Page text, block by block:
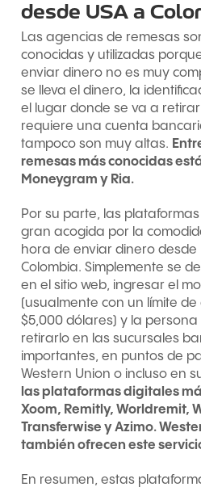
desde USA a
Las agencias de remesas
conocidas y utilizadas
enviar dinero no es muy
se lleva el dinero, la
el lugar donde se va a retirar
requiere una cuenta
tampoco son muy altas.
remesas más conocidas
Moneygram y Ria.
Por su parte, las
gran acogida por la
hora de enviar dinero desde
Colombia. Simplemente se
en el sitio web, ingresar el
(usualmente con un límite
$5,000 dólares) y la
retirarlo en las sucursales
importantes, en puntos de
Western Union o incluso en
las plataformas digitales
Xoom, Remitly, Worldremit,
Transferwise y Azimo.
también ofrecen este
En resumen, estas